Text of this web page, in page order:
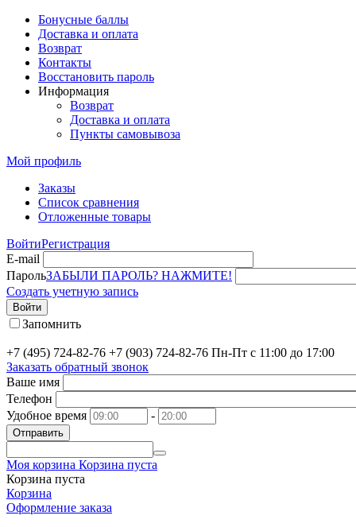
Бонусные баллы
Доставка и оплата
Возврат
Контакты
Восстановить пароль
Информация
Возврат
Доставка и оплата
Пункты самовывоза
Мой профиль
Заказы
Список сравнения
Отложенные товары
ВойтиРегистрация
E-mail
ПарольЗАБЫЛИ ПАРОЛЬ? НАЖМИТЕ!
Создать учетную запись
Войти
Запомнить
+7 (495) 724-82-76 +7 (903) 724-82-76 Пн-Пт с 11:00 до 17:00
Заказать обратный звонок
Ваше имя
Телефон
Удобное время
-
Отправить
Моя корзина Корзина пуста
Корзина пуста
Корзина
Оформление заказа